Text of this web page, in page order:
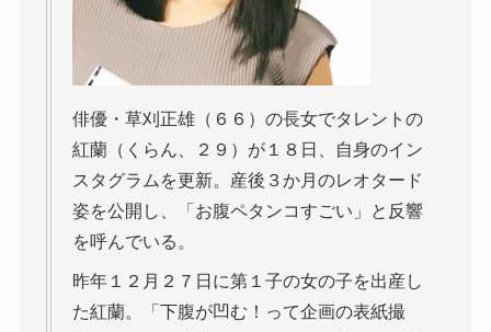
俳優・草刈正雄（６６）の長女でタレントの
紅蘭（くらん、２９）が１８日、自身のイン
スタグラムを更新。産後３か月のレオタード
姿を公開し、「お腹ペタンコすごい」と反響
を呼んでいる。
昨年１２月２７日に第１子の女の子を出産し
た紅蘭。「下腹が凹む！って企画の表紙撮